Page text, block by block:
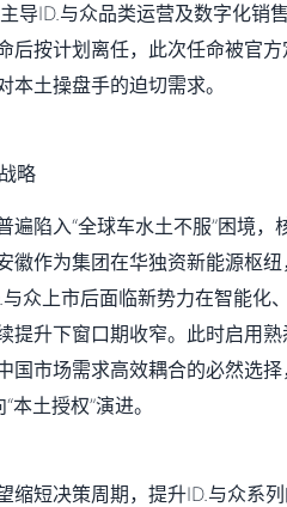
导ID.与众品类运营及数字化销
后按计划离任，此次任命被官方
土操盘手的迫切需求。
遍陷入“全球车水土不服”困境
徽作为集团在华独资新能源枢
与众上市后面临新势力在智能化
提升下窗口期收窄。此时启用
国市场需求高效耦合的必然选
本土授权”演进。
缩短决策周期，提升ID.与众系